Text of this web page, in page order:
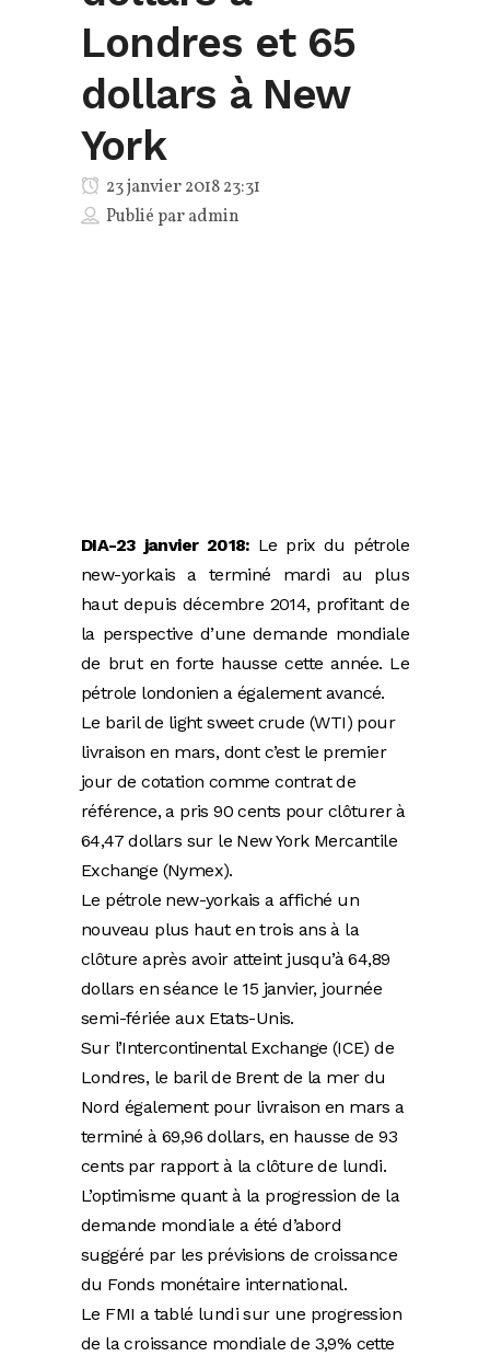
Londres et 65
dollars à New
York
23 janvier 2018 23:31
Publié paradmin
DIA-23 janvier 2018: Le prix du pétrole
new-yorkais a terminé mardi au plus
haut depuis décembre 2014, profitant de
la perspective d’une demande mondiale
de brut en forte hausse cette année. Le
pétrole londonien a également avancé.
Le baril de light sweet crude (WTI) pour
livraison en mars, dont c’est le premier
jour de cotation comme contrat de
référence, a pris 90 cents pour clôturer à
64,47 dollars sur le New York Mercantile
Exchange (Nymex).
Le pétrole new-yorkais a affiché un
nouveau plus haut en trois ans à la
clôture après avoir atteint jusqu’à 64,89
dollars en séance le 15 janvier, journée
semi-fériée aux Etats-Unis.
Sur l’Intercontinental Exchange (ICE) de
Londres, le baril de Brent de la mer du
Nord également pour livraison en mars a
terminé à 69,96 dollars, en hausse de 93
cents par rapport à la clôture de lundi.
L’optimisme quant à la progression de la
demande mondiale a été d’abord
suggéré par les prévisions de croissance
du Fonds monétaire international.
Le FMI a tablé lundi sur une progression
de la croissance mondiale de 3,9% cette